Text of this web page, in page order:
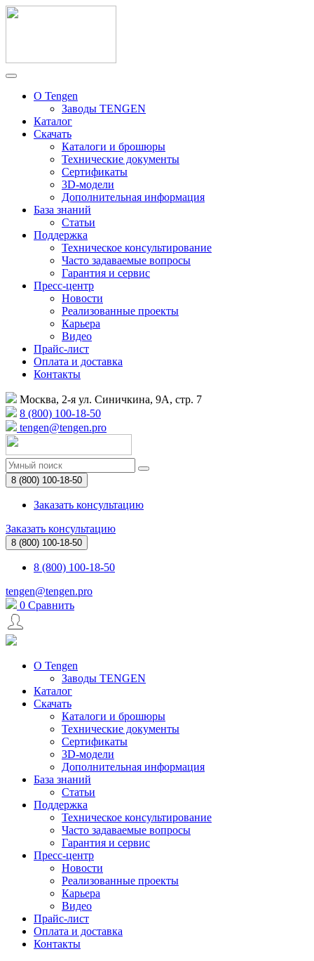
О Tengen
Заводы TENGEN
Каталог
Скачать
Каталоги и брошюры
Технические документы
Сертификаты
3D-модели
Дополнительная информация
База знаний
Статьи
Поддержка
Техническое консультирование
Часто задаваемые вопросы
Гарантия и сервис
Пресс-центр
Новости
Реализованные проекты
Карьера
Видео
Прайс-лист
Оплата и доставка
Контакты
Москва, 2-я ул. Синичкина, 9А, стр. 7
8 (800) 100-18-50
tengen@tengen.pro
8 (800) 100-18-50
Заказать консультацию
Заказать консультацию
8 (800) 100-18-50
8 (800) 100-18-50
tengen@tengen.pro
0 Сравнить
О Tengen
Заводы TENGEN
Каталог
Скачать
Каталоги и брошюры
Технические документы
Сертификаты
3D-модели
Дополнительная информация
База знаний
Статьи
Поддержка
Техническое консультирование
Часто задаваемые вопросы
Гарантия и сервис
Пресс-центр
Новости
Реализованные проекты
Карьера
Видео
Прайс-лист
Оплата и доставка
Контакты